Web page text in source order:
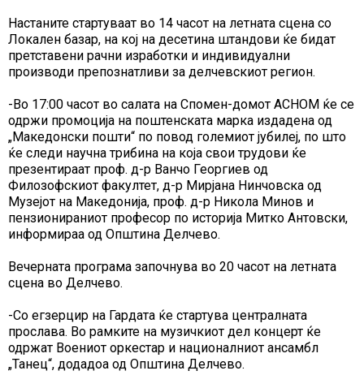
Настаните стартуваат во 14 часот на летната сцена со
Локален базар, на кој на десетина штандови ќе бидат
претставени рачни изработки и индивидуални
производи препознатливи за делчевскиот регион.
-Во 17:00 часот во салата на Спомен-домот АСНОМ ќе се
одржи промоција на поштенската марка издадена од
„Македонски пошти“ по повод големиот јубилеј, по што
ќе следи научна трибина на која свои трудови ќе
презентираат проф. д-р Ванчо Георгиев од
Филозофскиот факултет, д-р Мирјана Нинчовска од
Музејот на Македонија, проф. д-р Никола Минов и
пензионираниот професор по историја Митко Антовски,
информираа од Општина Делчево.
Вечерната програма започнува во 20 часот на летната
сцена во Делчево.
-Со егзерцир на Гардата ќе стартува централната
прослава. Во рамките на музичкиот дел концерт ќе
одржат Воениот оркестар и националниот ансамбл
„Танец“, додадоа од Општина Делчево.